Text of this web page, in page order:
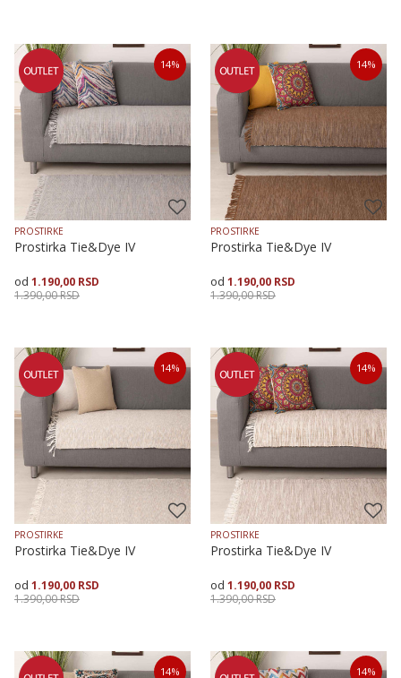
Veličina
70X120 70X160 70X200
Dodaj u korpu Veličina
70X200
Dodaj u korpu
14%
PROSTIRKE
Prostirka Tie&Dye IV
1.190,00 RSD
1.390,00RSD
Veličina
70X120 70X160 70X200
Dodaj u korpu
14%
PROSTIRKE
Prostirka Tie&Dye IV
1.190,00 RSD
1.390,00RSD
Veličina
70X120 70X160 70X200
Dodaj u korpu
14%
PROSTIRKE
Prostirka Tie&Dye IV
1.190,00 RSD
1.390,00RSD
Veličina Dodaj u korpu
14%
PROSTIRKE
Prostirka Tie&Dye IV
1.190,00 RSD
1.390,00RSD
Veličina Dodaj u korpu
14% 14%